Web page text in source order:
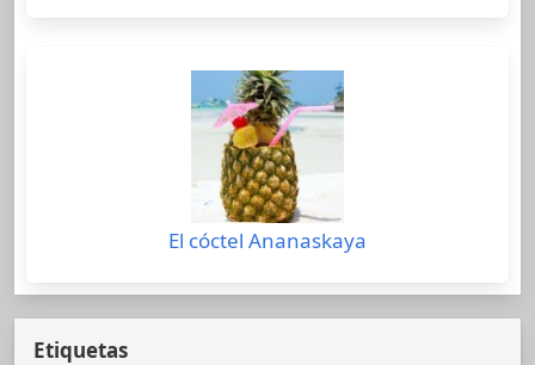
El cóctel Ananaskaya
Etiquetas